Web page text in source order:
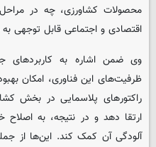
محصولات کشاورزی، چه در
اقتصادی و اجتماعی قابل توجهی به
وی ضمن اشاره به کاربردهای
ظرفیت‌های این فناوری، امکان
راکتورهای پلاسمایی در بخش
ارتقا دهد و در نتیجه، به
آلودگی آن کمک کند. این‌ها از